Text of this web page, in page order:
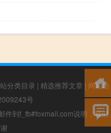
分类目录 | 精选推荐文章 | 网站地
号
件到f_fb#foxmail.com说明，我们